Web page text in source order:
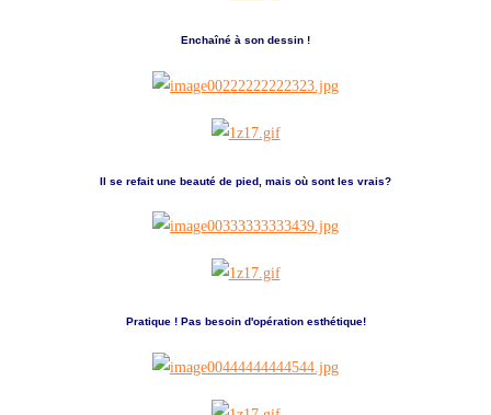
Enchaîné à son dessin !
Il se refait une beauté de pied, mais où sont les vrais?
Pratique ! Pas besoin d'opération esthétique!